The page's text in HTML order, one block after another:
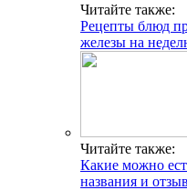
Читайте также:
Рецепты блюд
железы на
Читайте также:
Какие можно
названия и